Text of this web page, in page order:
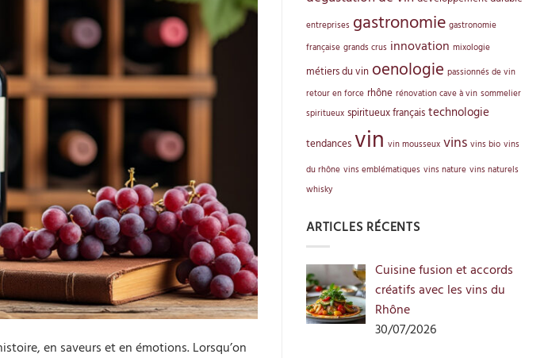
en saveurs et en émotions. Lorsqu’on
entreprises gastronomie gastronomie
française grands crus innovation mixologie
métiers du vin oenologie passionnés de vin
retour en force rhône rénovation cave à vin sommelier
spiritueux spiritueux français technologie
tendances vin vin mousseux vins vins bio vins
du rhône vins emblématiques vins nature vins naturels
whisky
ARTICLES RÉCENTS
Cuisine fusion et accords
créatifs avec les vins du
Rhône
30/07/2026